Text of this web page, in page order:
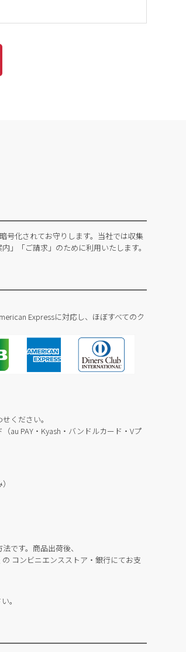
号化されてお守りします。当社では収集
」「ご請求」のために利用いたします。
Expressに対応し、ほぼすべてのク
ください。
au PAY・Kyash・バンドルカード・Vプ
です。商品出荷後、
コンビニエンスストア・銀行にてお支
。